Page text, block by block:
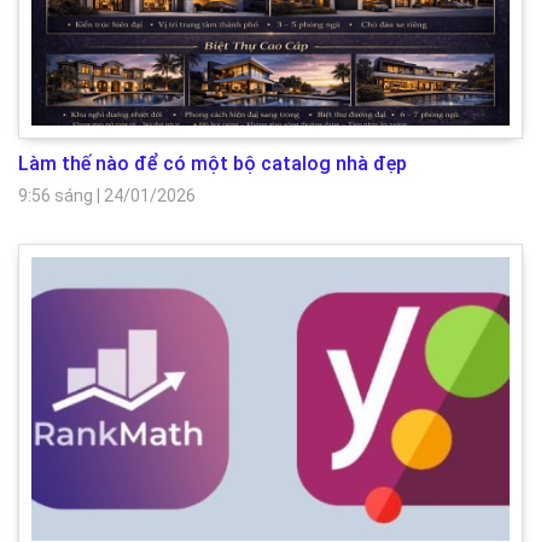
Làm thế nào để có một bộ catalog nhà đẹp
9:56 sáng 24/01/2026